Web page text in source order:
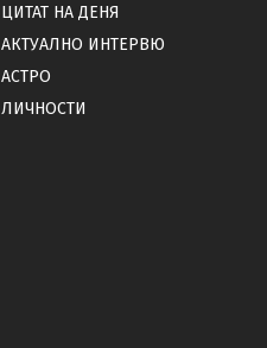
ЦИТАТ НА ДЕНЯ
АКТУАЛНО ИНТЕРВЮ
АСТРО
ЛИЧНОСТИ